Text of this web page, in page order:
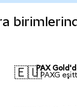
🇪🇺PAX
1 PAXG